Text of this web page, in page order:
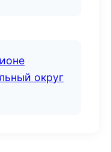
округ